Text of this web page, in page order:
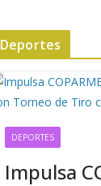
Deportes
DEPORTES
Impulsa